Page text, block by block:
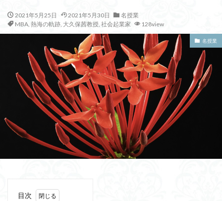
2021年5月25日 2021年5月30日
名授業
MBA, 熱海の軌跡, 大久保茜教授, 社会起業家 128view
名授業
目次